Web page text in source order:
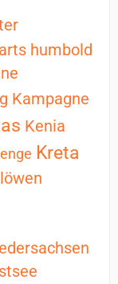
humbold
Kampagne
Kenia
Kreta
löwen